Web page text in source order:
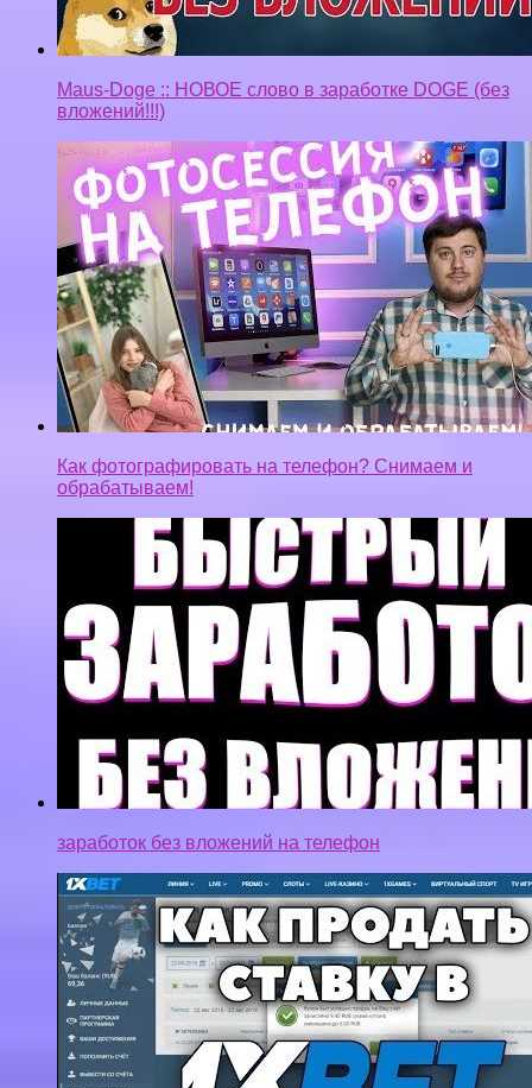
Maus-Doge :: НОВОЕ слово в заработке DOGE (без
вложений!!!)
Как фотографировать на телефон? Снимаем и
обрабатываем!
заработок без вложений на телефон